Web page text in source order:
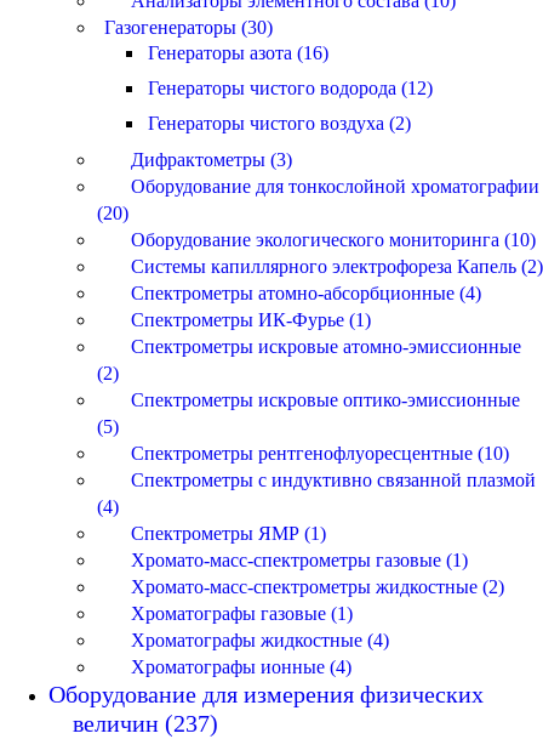
Газогенераторы (30)
Генераторы азота (16)
Генераторы чистого водорода (12)
Генераторы чистого воздуха (2)
Дифрактометры (3)
Оборудование для тонкослойной хроматографии
(20)
Оборудование экологического мониторинга (10)
Системы капиллярного электрофореза Капель (2)
Спектрометры атомно-абсорбционные (4)
Спектрометры ИК-Фурье (1)
Спектрометры искровые атомно-эмиссионные
(2)
Спектрометры искровые оптико-эмиссионные
(5)
Спектрометры рентгенофлуоресцентные (10)
Спектрометры с индуктивно связанной плазмой
(4)
Спектрометры ЯМР (1)
Хромато-масс-спектрометры газовые (1)
Хромато-масс-спектрометры жидкостные (2)
Хроматографы газовые (1)
Хроматографы жидкостные (4)
Хроматографы ионные (4)
Оборудование для измерения физических
величин (237)